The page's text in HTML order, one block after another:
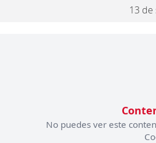
13
No puedes ver este